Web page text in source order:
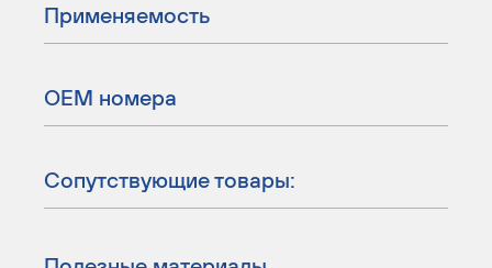
Применяемость
ОЕМ номера
Сопутствующие товары: